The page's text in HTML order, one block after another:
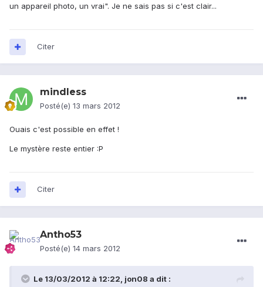
un appareil photo, un vrai". Je ne sais pas si c'est clair...
Citer
mindless
Posté(e) 13 mars 2012
Ouais c'est possible en effet !
Le mystère reste entier :P
Citer
Antho53
Posté(e) 14 mars 2012
Le 13/03/2012 à 12:22, jon08 a dit :